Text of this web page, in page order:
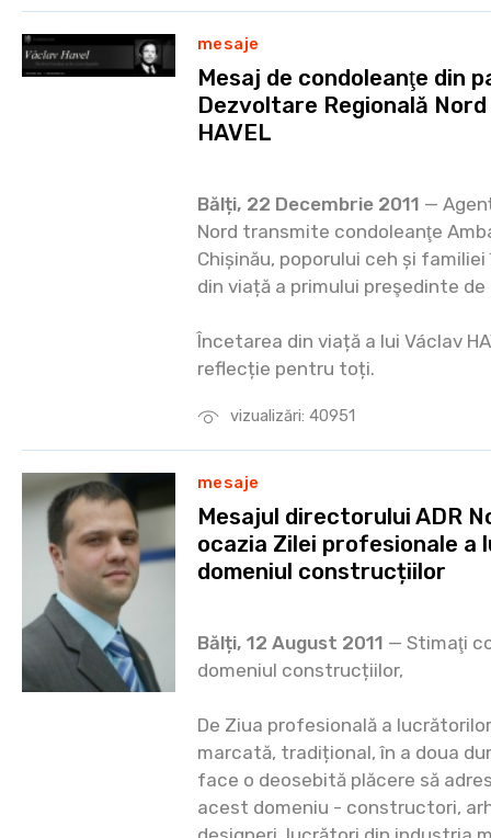
vizualizări: 40951
mesaje
Mesaj de condoleanţe din
Dezvoltare Regională
HAVEL
Bălți, 22 Decembrie 2011 —
Nord transmite condoleanţe
Chișinău, poporului ceh și
din viață a primului preşedinte de
Încetarea din viață a lui Václav
reflecție pentru toți.
mesaje
Mesajul directorului ADR
ocazia Zilei profesionale a
domeniul construcțiilor
Bălți, 12 August 2011 — Stimaţi
domeniul construcțiilor,
De Ziua profesională a
marcată, tradițional, în a doua
face o deosebită plăcere să
acest domeniu - constructori,